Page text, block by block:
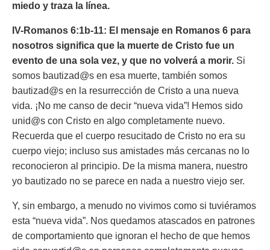
miedo y traza la línea.
IV-Romanos 6:1b-11: El mensaje en Romanos 6 para
nosotros significa que la muerte de Cristo fue un
evento de una sola vez, y que no volverá a morir. Si
somos bautizad@s en esa muerte, también somos
bautizad@s en la resurrección de Cristo a una nueva
vida. ¡No me canso de decir “nueva vida”! Hemos sido
unid@s con Cristo en algo completamente nuevo.
Recuerda que el cuerpo resucitado de Cristo no era su
cuerpo viejo; incluso sus amistades más cercanas no lo
reconocieron al principio. De la misma manera, nuestro
yo bautizado no se parece en nada a nuestro viejo ser.
Y, sin embargo, a menudo no vivimos como si tuviéramos
esta “nueva vida”. Nos quedamos atascados en patrones
de comportamiento que ignoran el hecho de que hemos